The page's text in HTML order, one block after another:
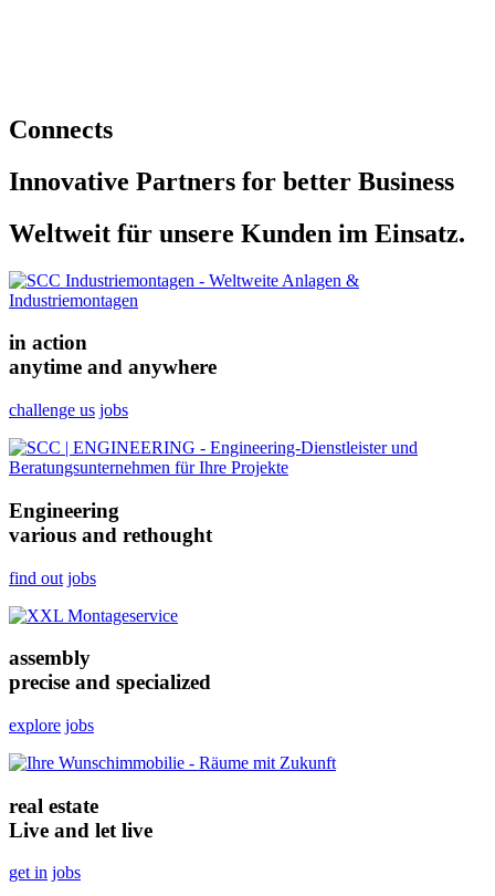
Connects
Innovative Partners for better Business
Weltweit für unsere Kunden im Einsatz.
in action
anytime and anywhere
challenge us jobs
Engineering
various and rethought
find out jobs
assembly
precise and specialized
explore jobs
real estate
Live and let live
get in jobs